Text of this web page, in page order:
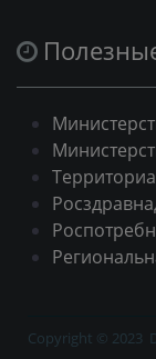
Copyright © 2023